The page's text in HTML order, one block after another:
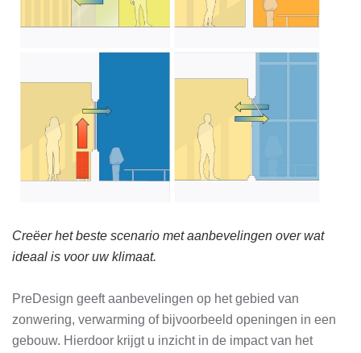
Creëer het beste scenario met aanbevelingen over wat
ideaal is voor uw klimaat.
PreDesign geeft aanbevelingen op het gebied van
zonwering, verwarming of bijvoorbeeld openingen in een
gebouw. Hierdoor krijgt u inzicht in de impact van het